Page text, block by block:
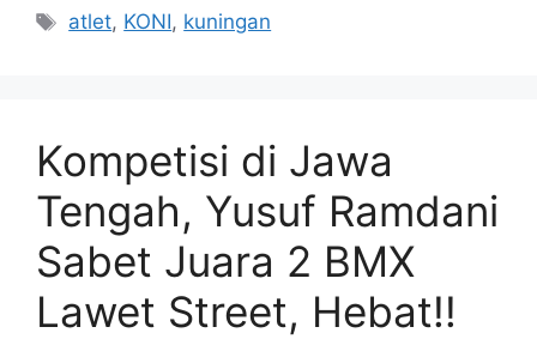
Tag
atlet, KONI, kuningan
Kompetisi di Jawa
Tengah, Yusuf Ramdani
Sabet Juara 2 BMX
Lawet Street, Hebat!!